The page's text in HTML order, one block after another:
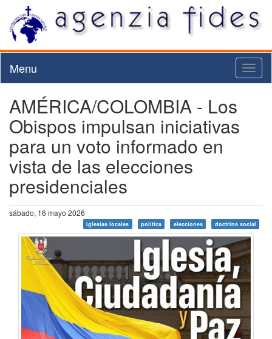
Menu
AMÉRICA/COLOMBIA - Los
Obispos impulsan iniciativas
para un voto informado en
vista de las elecciones
presidenciales
sábado, 16 mayo 2026
iglesias locales política elecciones doctrina social